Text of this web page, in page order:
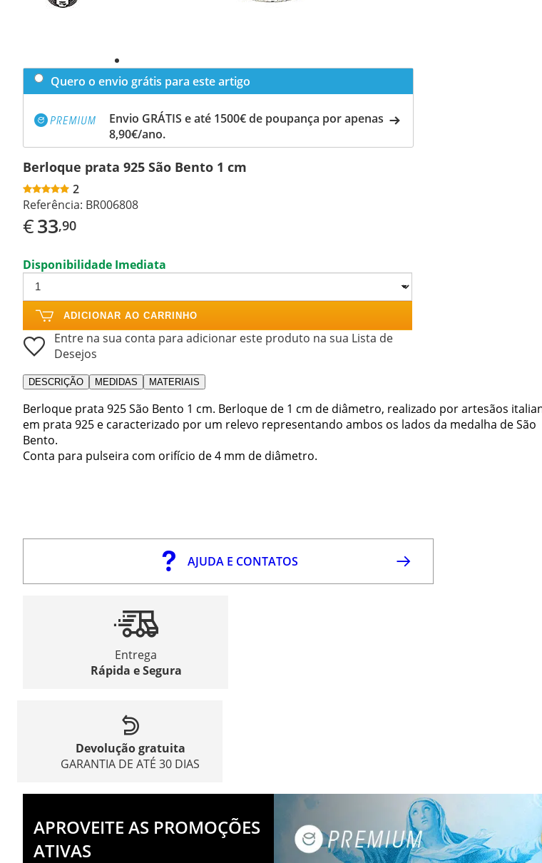
Quero o envio grátis para este artigo
Envio GRÁTIS e até 1500€ de poupança por apenas
8,90€/ano.
Berloque prata 925 São Bento 1 cm
2
Referência: BR006808
€33,90
Disponibilidade Imediata
ADICIONAR AO CARRINHO
Entre na sua conta para adicionar este produto na sua Lista de
Desejos
DESCRIÇÃO MEDIDAS MATERIAIS
Berloque prata 925 São Bento 1 cm. Berloque de 1 cm de diâmetro, realizado por artesãos
em prata 925 e caracterizado por um relevo representando ambos os lados da medalha de São
Bento.
Conta para pulseira com orifício de 4 mm de diâmetro.
AJUDA E CONTATOS
Entrega
Rápida e Segura
Devolução gratuita
GARANTIA DE ATÉ 30 DIAS
APROVEITE AS PROMOÇÕES
ATIVAS